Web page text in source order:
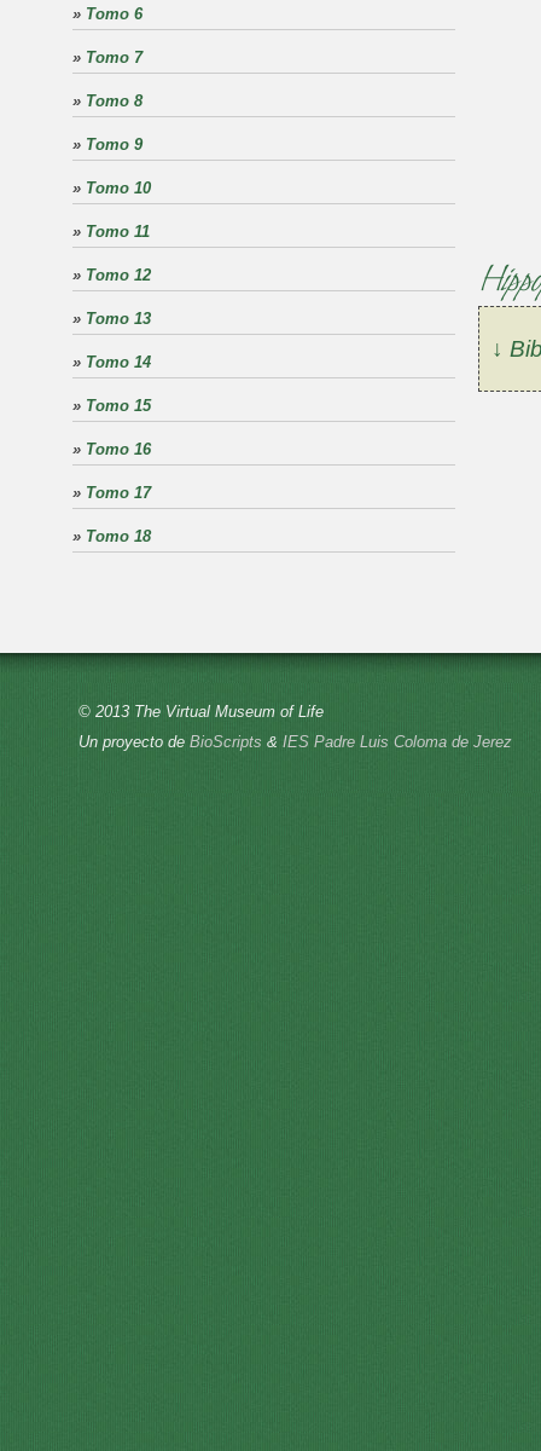
↓
» Tomo 6
» Tomo 7
» Tomo 8
» Tomo 9
» Tomo 10
» Tomo 11
» Tomo 12
» Tomo 13
» Tomo 14
» Tomo 15
» Tomo 16
» Tomo 17
» Tomo 18
© 2013 The Virtual Museum of Life
Un proyecto de BioScripts & IES Padre Luis Coloma de Jerez